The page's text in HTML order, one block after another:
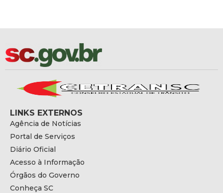
LINKS EXTERNOS
Agência de Notícias
Portal de Serviços
Diário Oficial
Acesso à Informação
Órgãos do Governo
Conheça SC